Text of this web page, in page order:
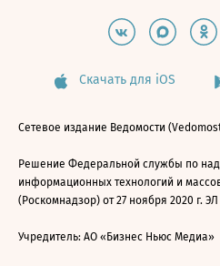
Скачать для iOS
Сетевое издание Ведомости
Решение Федеральной службы по
информационных технологий и
(Роскомнадзор) от 27 ноября 2020 г.
Учредитель: АО «Бизнес Ньюс Медиа»